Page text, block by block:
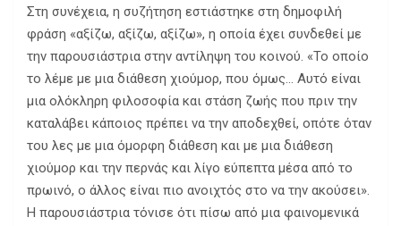
Στη συνέχεια, η συζήτηση εστιάστηκε στη δημοφιλή
φράση «αξίζω, αξίζω, αξίζω», η οποία έχει συνδεθεί με
την παρουσιάστρια στην αντίληψη του κοινού. «Το οποίο
το λέμε με μια διάθεση χιούμορ, που όμως… Αυτό είναι
μια ολόκληρη φιλοσοφία και στάση ζωής που πριν την
καταλάβει κάποιος πρέπει να την αποδεχθεί, οπότε όταν
του λες με μια όμορφη διάθεση και με μια διάθεση
χιούμορ και την περνάς και λίγο εύπεπτα μέσα από το
πρωινό, ο άλλος είναι πιο ανοιχτός στο να την ακούσει».
Η παρουσιάστρια τόνισε ότι πίσω από μια φαινομενικά